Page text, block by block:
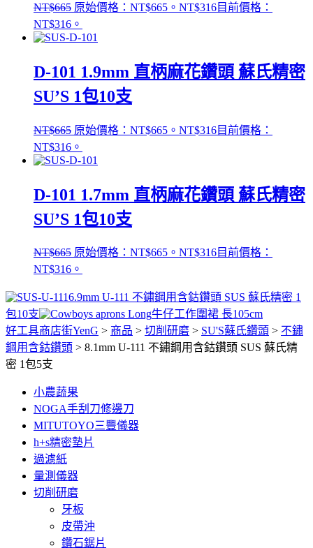
NT$665 原始價格：NT$665。 NT$316目前價格：
NT$316。
D-101 1.9mm 直柄麻花鑽頭 蘇氏精密
SU’S 1包10支
NT$665 原始價格：NT$665。 NT$316目前價格：
NT$316。
D-101 1.7mm 直柄麻花鑽頭 蘇氏精密
SU’S 1包10支
NT$665 原始價格：NT$665。 NT$316目前價格：
NT$316。
6.9mm U-111 不鏽鋼用含鈷鑽頭 SUS 蘇氏精密 1
包10支
牛仔工作圍裙 長105cm
好工具商店街YenG > 商品 > 切削研磨 > SU'S蘇氏鑽頭 > 不鏽
鋼用含鈷鑽頭 > 8.1mm U-111 不鏽鋼用含鈷鑽頭 SUS 蘇氏精
密 1包5支
小農蔬果
NOGA手刮刀修邊刀
MITUTOYO三豐儀器
h+s精密墊片
過濾紙
量測儀器
切削研磨
牙板
皮帶沖
鑽石鋸片